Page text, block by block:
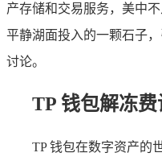
产存储和交易服务，美中
平静湖面投入的一颗石子
讨论。
TP 钱包解冻
TP 钱包在数字资产的